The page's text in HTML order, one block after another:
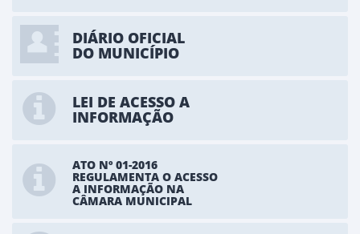
DIÁRIO OFICIAL
DO MUNICÍPIO
LEI DE ACESSO A
INFORMAÇÃO
ATO Nº 01-2016
REGULAMENTA O ACESSO
A INFORMAÇÃO NA
CÂMARA MUNICIPAL